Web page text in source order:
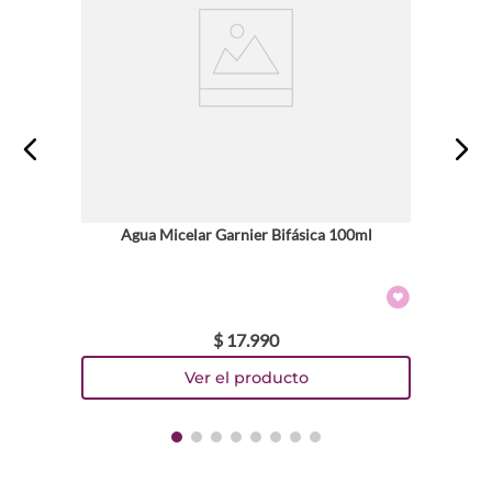
Agua Micelar Garnier Bifásica 100ml
$ 17.990